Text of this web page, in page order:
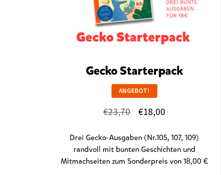
Gecko Starterpack
ANGEBOT!
€23,70
Ursprünglicher
war:
€23,70
€18,00
ist:
€18,00.
Drei Gecko-Ausgaben (Nr.105, 107, 109)
randvoll mit bunten Geschichten und
Mitmachseiten zum Sonderpreis von 18,00 €